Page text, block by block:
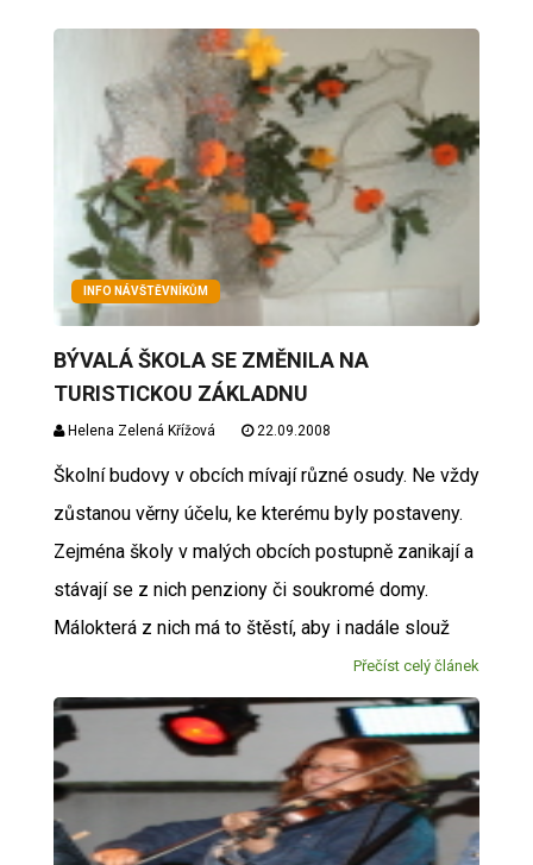
INFO NÁVŠTĚVNÍKŮM
BÝVALÁ ŠKOLA SE ZMĚNILA NA
TURISTICKOU ZÁKLADNU
Helena Zelená Křížová 22.09.2008
Školní budovy v obcích mívají různé osudy. Ne vždy
zůstanou věrny účelu, ke kterému byly postaveny.
Zejména školy v malých obcích postupně zanikají a
stávají se z nich penziony či soukromé domy.
Málokterá z nich má to štěstí, aby i nadále slouž
Přečíst celý článek